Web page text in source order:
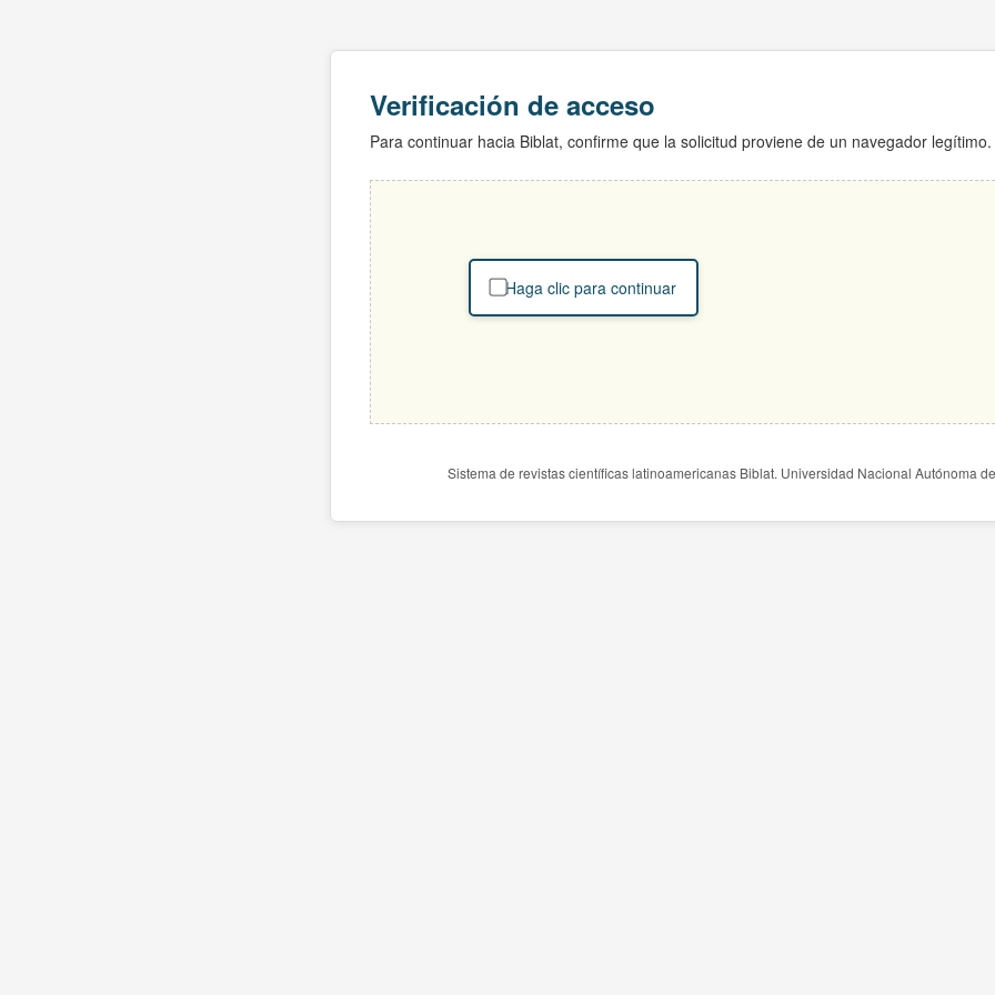
Verificación de acceso
Para continuar hacia Biblat, confirme que la solicitud proviene de un navegador legítimo.
Haga clic para continuar
Sistema de revistas científicas latinoamericanas Biblat. Universidad Nacional Autónoma